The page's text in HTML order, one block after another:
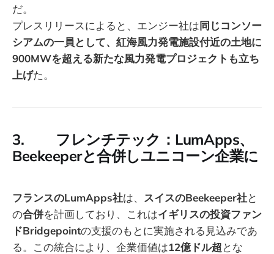
だ。
プレスリリースによると、エンジー社は同じコンソー
シアムの一員として、紅海風力発電施設付近の土地に
900MWを超える新たな風力発電プロジェクトも立ち
上げた。
3. フレンチテック：LumApps、
Beekeeperと合併しユニコーン企業に
フランスのLumApps社は、 スイスのBeekeeper社と
の合併を計画しており、これはイギリスの投資ファン
ドBridgepointの支援のもとに実施される見込みであ
る。この統合により、企業価値は12億ドル超とな